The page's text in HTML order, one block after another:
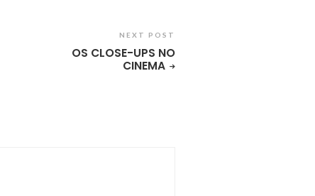
NEXT POST
OS CLOSE-UPS NO
CINEMA